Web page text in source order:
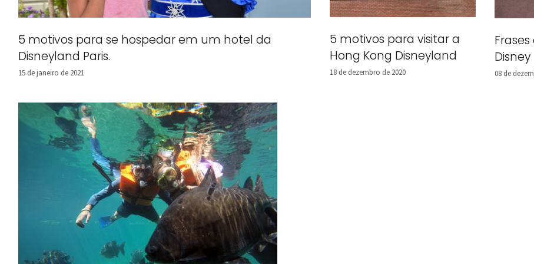
5 motivos para se hospedar em um hotel da
Disneyland Paris.
15 de janeiro de 2021
5 motivos para visitar a
Hong Kong Disneyland
18 de dezembro de 2020
Disney
08 de